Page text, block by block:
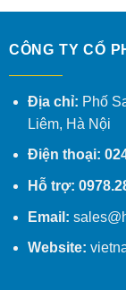
CÔNG TY CỔ
Địa chỉ: Phố
Liêm, Hà Nội
Điện thoại:
Hỗ trợ:
Email:
Website: